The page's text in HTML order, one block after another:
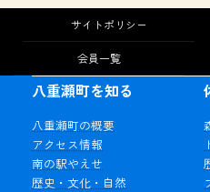
サイトポリシー
会員一覧
八重瀬町を知る
八重瀬町の概要
アクセス情報
南の駅やえせ
歴史・文化・自然